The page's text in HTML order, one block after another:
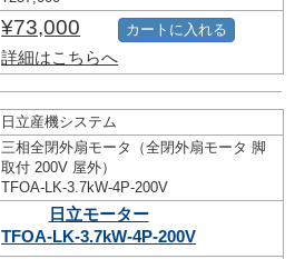
¥73,000
詳細はこちらへ
カートに入れる
日立産機システム
三相全閉外扇モータ（全閉外扇モータ 脚
取付 200V 屋外）
TFOA-LK-3.7kW-4P-200V
日立モーター
TFOA-LK-3.7kW-4P-200V